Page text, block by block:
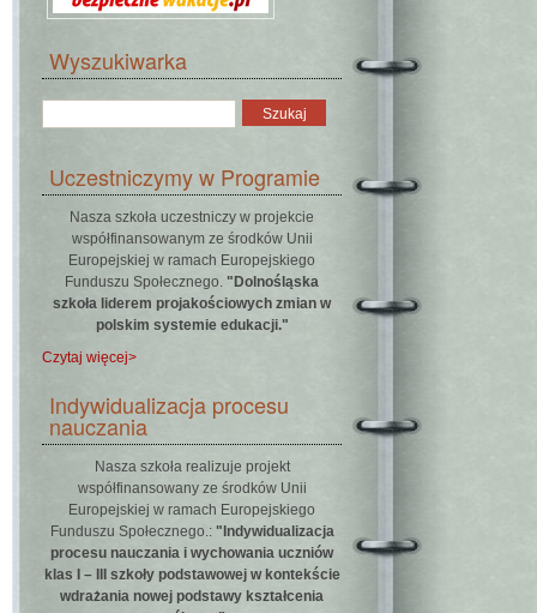
Wyszukiwarka
Uczestniczymy w Programie
Nasza szkoła uczestniczy w projekcie
współfinansowanym ze środków Unii
Europejskiej w ramach Europejskiego
Funduszu Społecznego. "Dolnośląska
szkoła liderem projakościowych zmian w
polskim systemie edukacji."
Czytaj więcej>
Indywidualizacja procesu
nauczania
Nasza szkoła realizuje projekt
współfinansowany ze środków Unii
Europejskiej w ramach Europejskiego
Funduszu Społecznego.: "Indywidualizacja
procesu nauczania i wychowania uczniów
klas I – III szkoły podstawowej w kontekście
wdrażania nowej podstawy kształcenia